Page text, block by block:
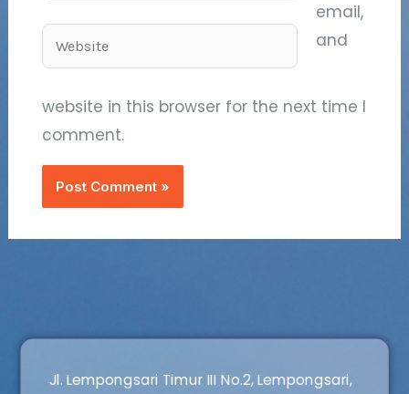
Website
email,
and
website in this browser for the next time I
comment.
Jl. Lempongsari Timur III No.2, Lempongsari,